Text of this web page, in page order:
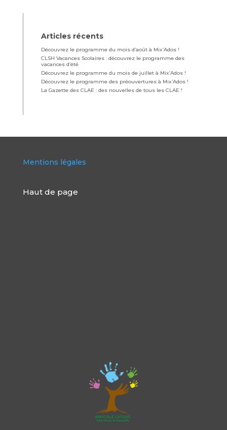
Articles récents
Découvrez le programme du mois d’août à Mix’Ados !
CLSH Vacances Scolaires : découvrez le programme des
vacances d’été
Découvrez le programme du mois de juillet à Mix’Ados !
Découvrez le programme des préouvertures à Mix’Ados !
La Gazette des CLAE : des nouvelles de tous les CLAE !
Mentions légales
Haut de page